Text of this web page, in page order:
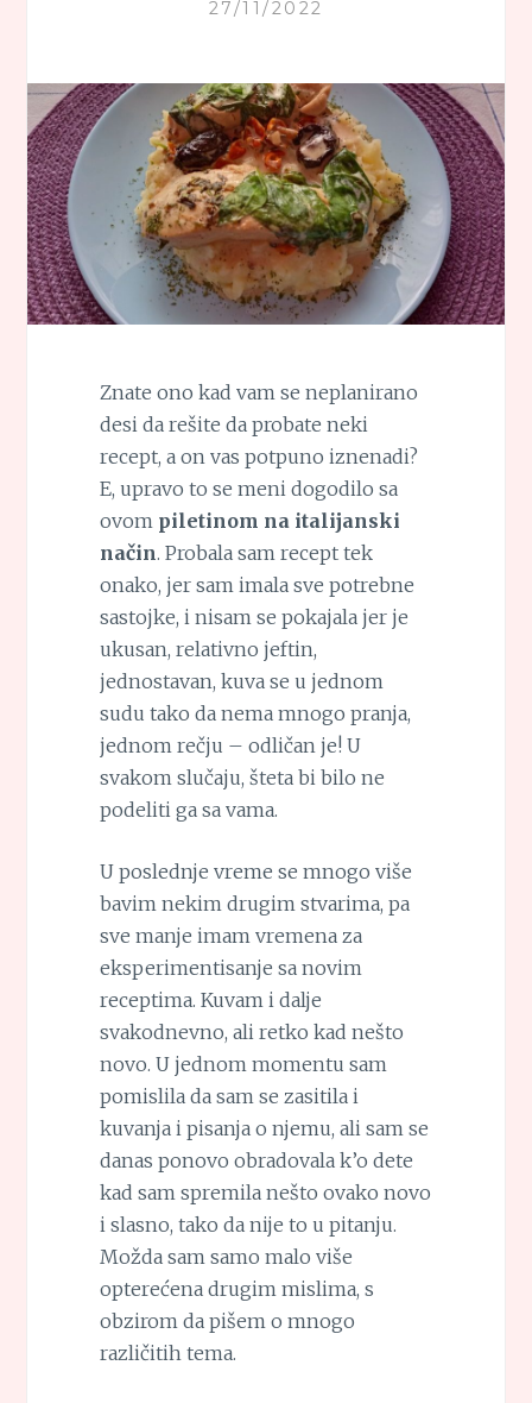
27/11/2022
Znate ono kad vam se neplanirano
desi da rešite da probate neki
recept, a on vas potpuno iznenadi?
E, upravo to se meni dogodilo sa
ovom piletinom na italijanski
način. Probala sam recept tek
onako, jer sam imala sve potrebne
sastojke, i nisam se pokajala jer je
ukusan, relativno jeftin,
jednostavan, kuva se u jednom
sudu tako da nema mnogo pranja,
jednom rečju – odličan je! U
svakom slučaju, šteta bi bilo ne
podeliti ga sa vama.
U poslednje vreme se mnogo više
bavim nekim drugim stvarima, pa
sve manje imam vremena za
eksperimentisanje sa novim
receptima. Kuvam i dalje
svakodnevno, ali retko kad nešto
novo. U jednom momentu sam
pomislila da sam se zasitila i
kuvanja i pisanja o njemu, ali sam se
danas ponovo obradovala k’o dete
kad sam spremila nešto ovako novo
i slasno, tako da nije to u pitanju.
Možda sam samo malo više
opterećena drugim mislima, s
obzirom da pišem o mnogo
različitih tema.